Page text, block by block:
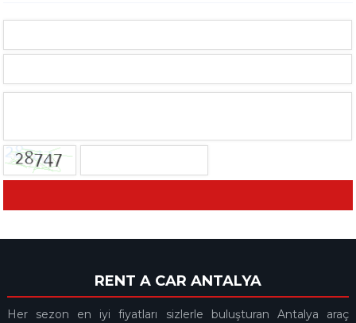
RENT A CAR ANTALYA
Her sezon en iyi fiyatları sizlerle buluşturan Antalya araç